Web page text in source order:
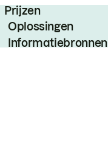
Prijzen
Oplossingen
Informatiebronnen